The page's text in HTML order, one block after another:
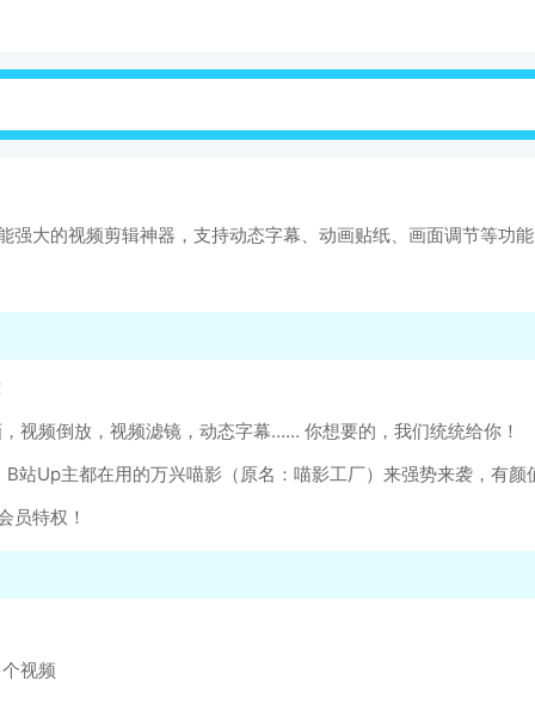
大的视频剪辑神器，支持动态字幕、动画贴纸、画面调节等功
视频倒放，视频滤镜，动态字幕…… 你想要的，我们统统给你！
Up主都在用的万兴喵影（原名：喵影工厂）来强势来袭，有颜
员特权！
视频